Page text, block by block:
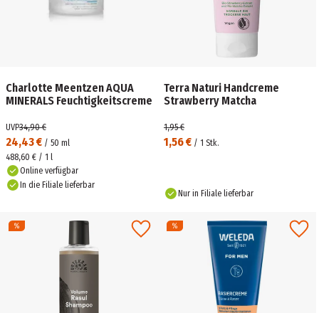
Charlotte Meentzen AQUA
MINERALS Feuchtigkeitscreme
24,43 € / 50 ml
UVP34,90 €
488,60 € / 1 l
Online verfügbar
In die Filiale lieferbar
Terra Naturi Handcreme
Strawberry Matcha
1,56 € / 1 Stk.
1,95 €
Nur in Filiale lieferbar